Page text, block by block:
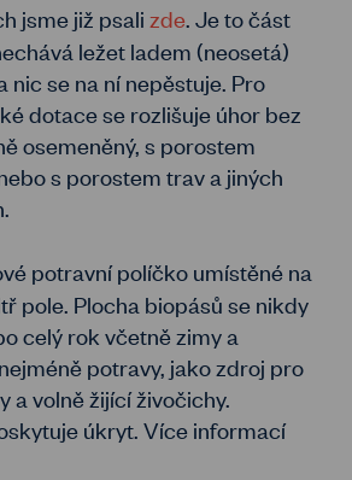
jsme již psalizde . Je to část
ležet ladem (neosetá)
nic se na ní nepěstuje. Pro
dotace se rozlišuje úhor bez
osemeněný, s porostem
s porostem trav a jiných
potravní políčko umístěné na
pole. Plocha biopásů se nikdy
celý rok včetně zimy a
potravy, jako zdroj pro
a volně žijící živočichy.
úkryt. Více informací